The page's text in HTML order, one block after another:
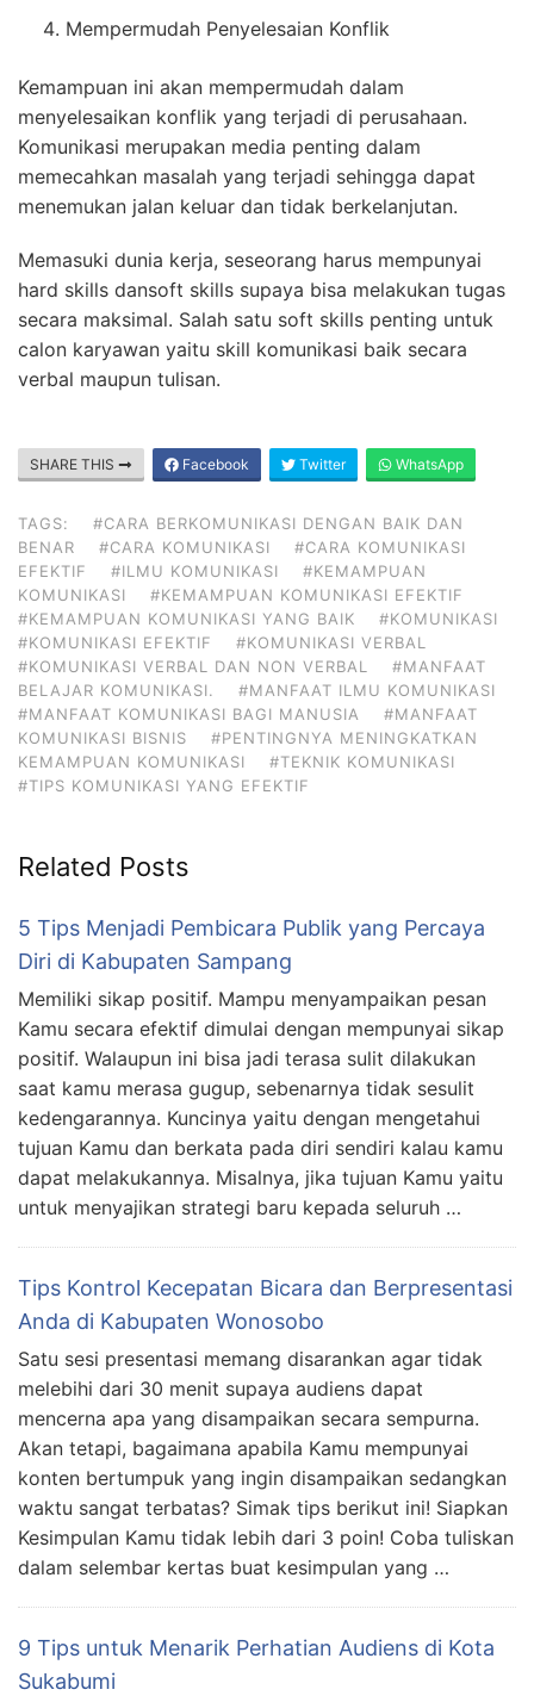
Mempermudah Penyelesaian Konflik
Kemampuan ini akan mempermudah dalam
menyelesaikan konflik yang terjadi di perusahaan.
Komunikasi merupakan media penting dalam
memecahkan masalah yang terjadi sehingga dapat
menemukan jalan keluar dan tidak berkelanjutan.
Memasuki dunia kerja, seseorang harus mempunyai
hard skills dansoft skills supaya bisa melakukan tugas
secara maksimal. Salah satu soft skills penting untuk
calon karyawan yaitu skill komunikasi baik secara
verbal maupun tulisan.
SHARE THIS Facebook Twitter WhatsApp
TAGS:
#CARA BERKOMUNIKASI DENGAN BAIK DAN
BENAR
#CARA KOMUNIKASI
#CARA KOMUNIKASI
EFEKTIF
#ILMU KOMUNIKASI
#KEMAMPUAN
KOMUNIKASI
#KEMAMPUAN KOMUNIKASI EFEKTIF
#KEMAMPUAN KOMUNIKASI YANG BAIK
#KOMUNIKASI
#KOMUNIKASI EFEKTIF
#KOMUNIKASI VERBAL
#KOMUNIKASI VERBAL DAN NON VERBAL
#MANFAAT
BELAJAR KOMUNIKASI.
#MANFAAT ILMU KOMUNIKASI
#MANFAAT KOMUNIKASI BAGI MANUSIA
#MANFAAT
KOMUNIKASI BISNIS
#PENTINGNYA MENINGKATKAN
KEMAMPUAN KOMUNIKASI
#TEKNIK KOMUNIKASI
#TIPS KOMUNIKASI YANG EFEKTIF
Related Posts
5 Tips Menjadi Pembicara Publik yang Percaya
Diri di Kabupaten Sampang
Memiliki sikap positif. Mampu menyampaikan pesan
Kamu secara efektif dimulai dengan mempunyai sikap
positif. Walaupun ini bisa jadi terasa sulit dilakukan
saat kamu merasa gugup, sebenarnya tidak sesulit
kedengarannya. Kuncinya yaitu dengan mengetahui
tujuan Kamu dan berkata pada diri sendiri kalau kamu
dapat melakukannya. Misalnya, jika tujuan Kamu yaitu
untuk menyajikan strategi baru kepada seluruh …
Tips Kontrol Kecepatan Bicara dan Berpresentasi
Anda di Kabupaten Wonosobo
Satu sesi presentasi memang disarankan agar tidak
melebihi dari 30 menit supaya audiens dapat
mencerna apa yang disampaikan secara sempurna.
Akan tetapi, bagaimana apabila Kamu mempunyai
konten bertumpuk yang ingin disampaikan sedangkan
waktu sangat terbatas? Simak tips berikut ini! Siapkan
Kesimpulan Kamu tidak lebih dari 3 poin! Coba tuliskan
dalam selembar kertas buat kesimpulan yang …
9 Tips untuk Menarik Perhatian Audiens di Kota
Sukabumi